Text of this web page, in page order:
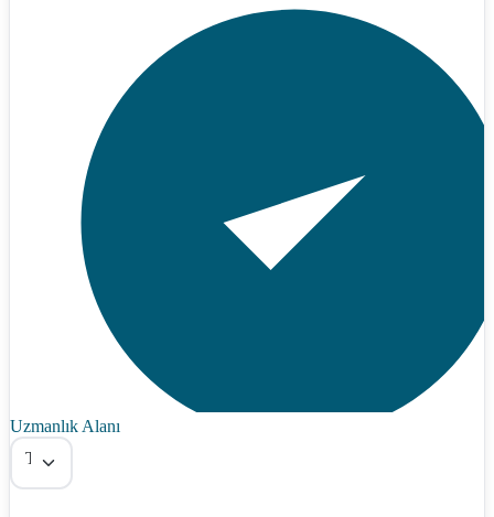
Uzmanlık Alanı
Tümü